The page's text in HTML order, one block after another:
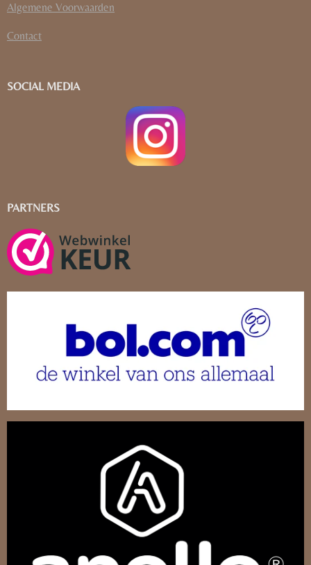
Algemene Voorwaarden
Contact
SOCIAL MEDIA
PARTNERS